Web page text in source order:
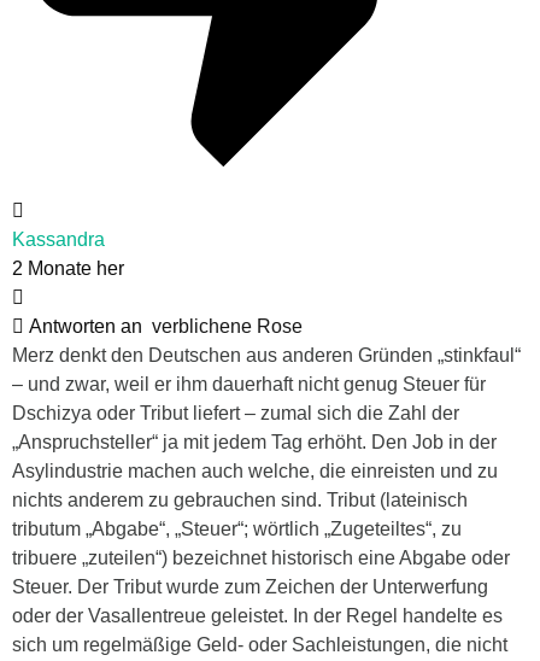
Kassandra
2 Monate her
Antworten an verblichene Rose
Merz denkt den Deutschen aus anderen Gründen „stinkfaul“
– und zwar, weil er ihm dauerhaft nicht genug Steuer für
Dschizya oder Tribut liefert – zumal sich die Zahl der
„Anspruchsteller“ ja mit jedem Tag erhöht. Den Job in der
Asylindustrie machen auch welche, die einreisten und zu
nichts anderem zu gebrauchen sind. Tribut (lateinisch
tributum „Abgabe“, „Steuer“; wörtlich „Zugeteiltes“, zu
tribuere „zuteilen“) bezeichnet historisch eine Abgabe oder
Steuer. Der Tribut wurde zum Zeichen der Unterwerfung
oder der Vasallentreue geleistet. In der Regel handelte es
sich um regelmäßige Geld- oder Sachleistungen, die nicht